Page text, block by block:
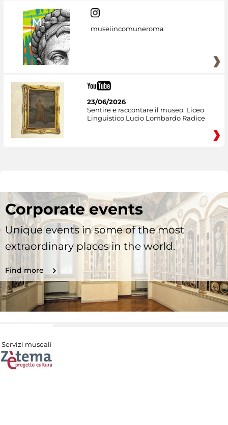
museiincomuneroma
23/06/2026
Sentire e raccontare il museo: Liceo
Linguistico Lucio Lombardo Radice
Corporate events
Unique events in some of the most
extraordinary places in the world.
Find more
Servizi museali